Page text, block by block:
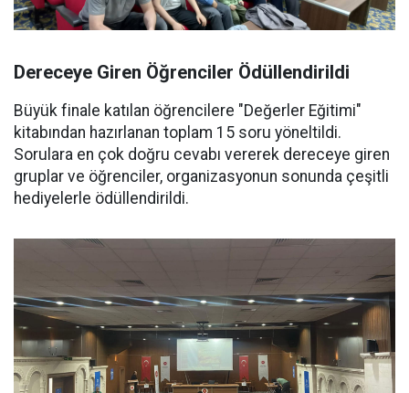
Dereceye Giren Öğrenciler Ödüllendirildi
Büyük finale katılan öğrencilere "Değerler Eğitimi"
kitabından hazırlanan toplam 15 soru yöneltildi.
Sorulara en çok doğru cevabı vererek dereceye giren
gruplar ve öğrenciler, organizasyonun sonunda çeşitli
hediyelerle ödüllendirildi.